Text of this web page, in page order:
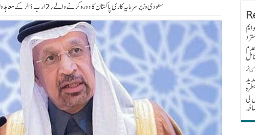
سعودی وزیر سرمایہ کاری پاکستان کا دورہ کرنے والے، 2 ارب ڈالر کے معاہدوں پر دستخط متوقع
کی